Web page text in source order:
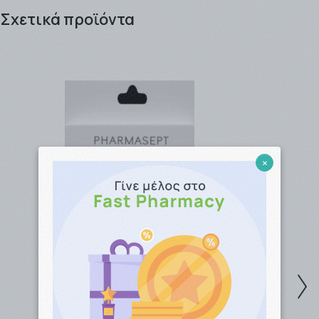
εγγεγραμμένος πελάτης κερδίζοντας πόντους προς
Φαρμακείο (αυθημερόν ή την επομένη εργάσιμη), είτε
COURIER).
Η παράδοση των προϊόντων γίνεται συνήθως σε 1 - 3
εργάσιμες μέρες για αποστολές εντός Αττικής, ενώ για
μπορεί να φτάσει τις 4- 5 εργάσιμες.
Η αποστολή είναιΔΩΡΕΑΝ για ποσά
49,00 € ανεξαρτήτως βάρους με την BOX
Σχετικά προϊόντα
×